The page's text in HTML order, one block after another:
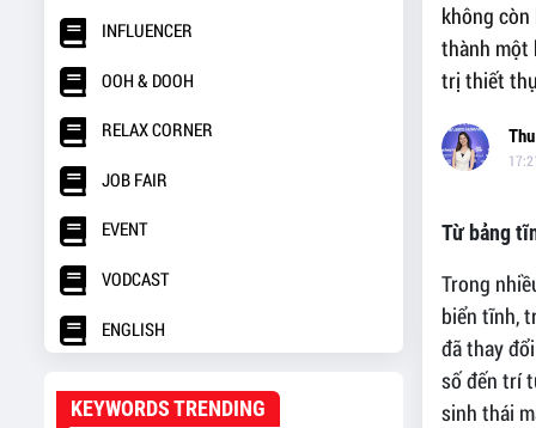
không
thành một
trị thiết
Từ bảng
Trong
biển tĩnh,
đã thay
số đến trí
sinh thái
INFLUENCER
OOH & DOOH
RELAX CORNER
JOB FAIR
EVENT
VODCAST
ENGLISH
KEYWORDS TRENDING